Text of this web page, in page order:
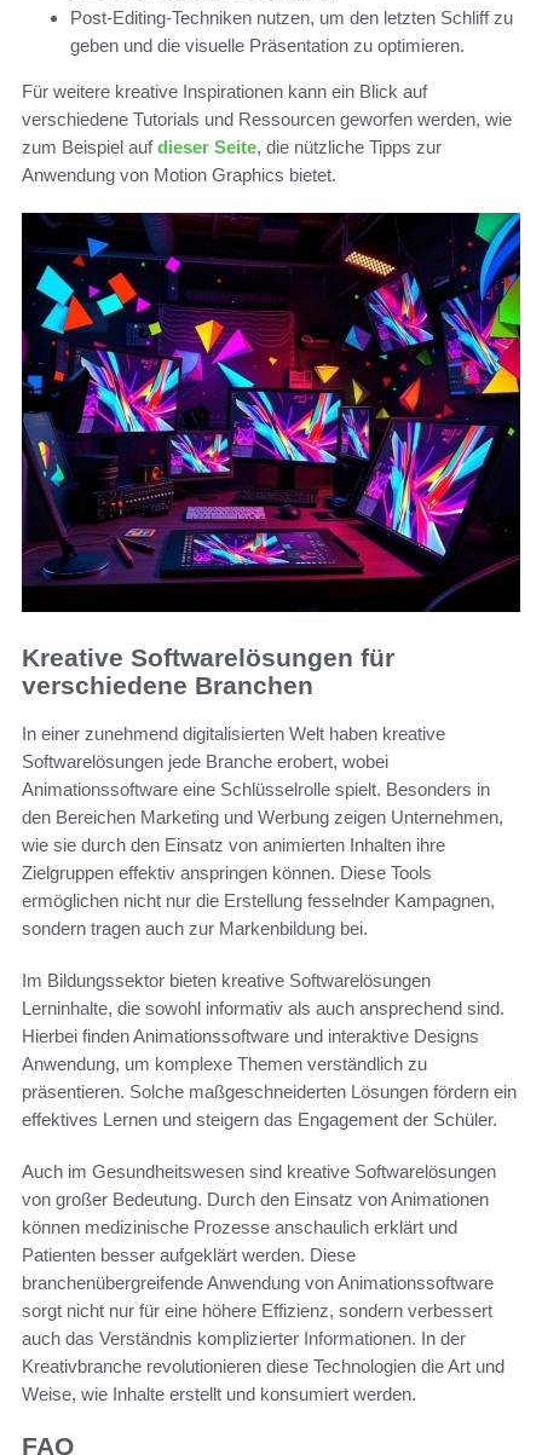
Post-Editing-Techniken nutzen, um den letzten Schliff zu
geben und die visuelle Präsentation zu optimieren.
Für weitere kreative Inspirationen kann ein Blick auf
verschiedene Tutorials und Ressourcen geworfen werden, wie
zum Beispiel aufdieser Seite, die nützliche Tipps zur
Anwendung von Motion Graphics bietet.
Kreative Softwarelösungen für
verschiedene Branchen
In einer zunehmend digitalisierten Welt haben kreative
Softwarelösungen jede Branche erobert, wobei
Animationssoftware eine Schlüsselrolle spielt. Besonders in
den Bereichen Marketing und Werbung zeigen Unternehmen,
wie sie durch den Einsatz von animierten Inhalten ihre
Zielgruppen effektiv anspringen können. Diese Tools
ermöglichen nicht nur die Erstellung fesselnder Kampagnen,
sondern tragen auch zur Markenbildung bei.
Im Bildungssektor bieten kreative Softwarelösungen
Lerninhalte, die sowohl informativ als auch ansprechend sind.
Hierbei finden Animationssoftware und interaktive Designs
Anwendung, um komplexe Themen verständlich zu
präsentieren. Solche maßgeschneiderten Lösungen fördern ein
effektives Lernen und steigern das Engagement der Schüler.
Auch im Gesundheitswesen sind kreative Softwarelösungen
von großer Bedeutung. Durch den Einsatz von Animationen
können medizinische Prozesse anschaulich erklärt und
Patienten besser aufgeklärt werden. Diese
branchenübergreifende Anwendung von Animationssoftware
sorgt nicht nur für eine höhere Effizienz, sondern verbessert
auch das Verständnis komplizierter Informationen. In der
Kreativbranche revolutionieren diese Technologien die Art und
Weise, wie Inhalte erstellt und konsumiert werden.
FAQ